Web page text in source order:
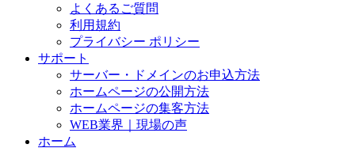
よくあるご質問
利用規約
プライバシー ポリシー
サポート
サーバー・ドメインのお申込方法
ホームページの公開方法
ホームページの集客方法
WEB業界｜現場の声
ホーム